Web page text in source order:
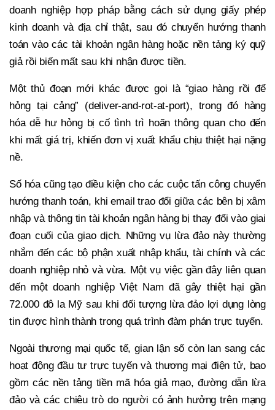
doanh nghiệp hợp pháp bằng cách sử dụng giấy phép
kinh doanh và địa chỉ thật, sau đó chuyển hướng thanh
toán vào các tài khoản ngân hàng hoặc nền tảng ký quỹ
giả rồi biến mất sau khi nhận được tiền.
Một thủ đoạn mới khác được gọi là “giao hàng rồi để
hỏng tại cảng” (deliver-and-rot-at-port), trong đó hàng
hóa dễ hư hỏng bị cố tình trì hoãn thông quan cho đến
khi mất giá trị, khiến đơn vị xuất khẩu chịu thiệt hại nặng
nề.
Số hóa cũng tạo điều kiện cho các cuộc tấn công chuyển
hướng thanh toán, khi email trao đổi giữa các bên bị xâm
nhập và thông tin tài khoản ngân hàng bị thay đổi vào giai
đoạn cuối của giao dịch. Những vụ lừa đảo này thường
nhắm đến các bộ phận xuất nhập khẩu, tài chính và các
doanh nghiệp nhỏ và vừa. Một vụ việc gần đây liên quan
đến một doanh nghiệp Việt Nam đã gây thiệt hại gần
72.000 đô la Mỹ sau khi đối tượng lừa đảo lợi dụng lòng
tin được hình thành trong quá trình đàm phán trực tuyến.
Ngoài thương mại quốc tế, gian lận số còn lan sang các
hoạt động đầu tư trực tuyến và thương mại điện tử, bao
gồm các nền tảng tiền mã hóa giả mạo, đường dẫn lừa
đảo và các chiêu trò do người có ảnh hưởng trên mạng